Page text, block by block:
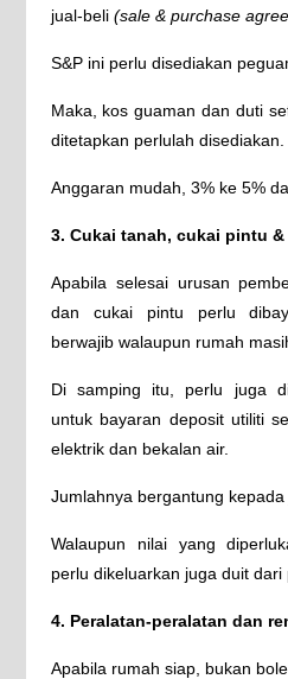
jual-beli (sale & purchase
S&P ini perlu disediakan
Maka, kos guaman dan duti
ditetapkan perlulah disediakan.
Anggaran mudah, 3% ke 5%
3. Cukai tanah, cukai pintu
Apabila selesai urusan
dan cukai pintu perlu
berwajib walaupun rumah
Di samping itu, perlu juga
untuk bayaran deposit utiliti
elektrik dan bekalan air.
Jumlahnya bergantung kepada
Walaupun nilai yang
perlu dikeluarkan juga duit dari
4. Peralatan-peralatan dan
Apabila rumah siap, bukan